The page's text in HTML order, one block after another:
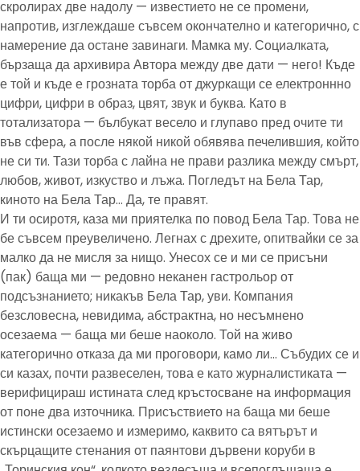
скролирах две надолу — известието не се промени,
напротив, изглеждаше съвсем окончателно и категорично, с
намерение да остане завинаги. Мамка му. Социалката,
бързаща да архивира Автора между две дати — него! Къде
е той и къде е грозната торба от джуркащи се електроннно
цифри, цифри в образ, цвят, звук и буква. Като в
тотализатора — бълбукат весело и глупаво пред очите ти
във сфера, а после някой никой обявява печелившия, който
не си ти. Тази торба с лайна не прави разлика между смърт,
любов, живот, изкуство и лъжа. Погледът на Бела Тар,
киното на Бела Тар… Да, те правят.
И ти осиротя, каза ми приятелка по повод Бела Тар. Това не
бе съвсем преувеличено. Легнах с дрехите, опитвайки се за
малко да не мисля за нищо. Унесох се и ми се присъни
(пак) баща ми — редовно неканен гастрольор от
подсъзнанието; никакъв Бела Тар, уви. Компания
безсловесна, невидима, абстрактна, но несъмнено
осезаема — баща ми беше наоколо. Той на живо
категорично отказа да ми проговори, камо ли… Събудих се и
си казах, почти развеселен, това е като журналистиката —
верифицираш истината след кръстосване на информация
от поне два източника. Присъствието на баща ми беше
истински осезаемо и измеримо, каквито са вятърът и
скърцащите стенания от паянтови дървени коруби в